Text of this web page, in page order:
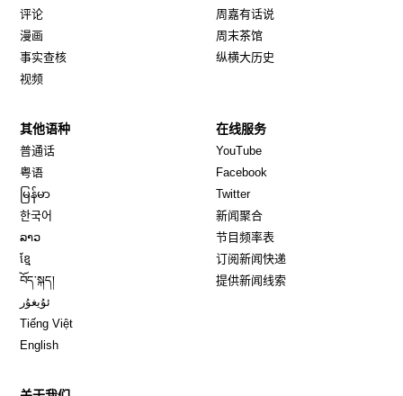
评论
漫画
事实查核
视频
周嘉有话说
周末茶馆
纵横大历史
其他语种
普通话
粤语
မြန်မာ
한국어
ລາວ
ខ្មែ
བོད་སྐད།
ئۇيغۇر
Tiếng Việt
English
在线服务
YouTube
Facebook
TwitterOpens in new window
新闻聚合
节目频率表
订阅新闻快递
提供新闻线索